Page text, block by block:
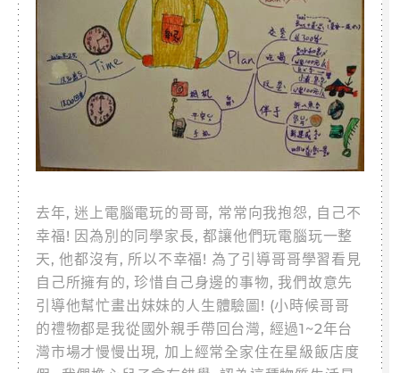
去年, 迷上電腦電玩的哥哥, 常常向我抱怨, 自己不
幸福! 因為別的同學家長, 都讓他們玩電腦玩一整
天, 他都沒有, 所以不幸福! 為了引導哥哥學習看見
自己所擁有的, 珍惜自己身邊的事物, 我們故意先
引導他幫忙畫出妹妹的人生體驗圖! (小時候哥哥
的禮物都是我從國外親手帶回台灣, 經過1~2年台
灣市場才慢慢出現, 加上經常全家住在星級飯店度